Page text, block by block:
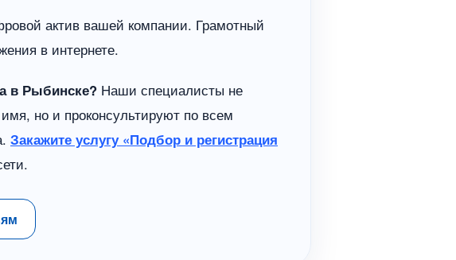
актив вашей компании. Грамотный
в интернете.
в Рыбинске? Наши специалисты не
но и проконсультируют по всем
Закажите услугу «Подбор и регистрация